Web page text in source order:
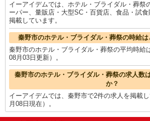
イーアイデムでは、ホテル・ブライダル・葬祭
ーパー、量販店・大型SC・百貨店、食品・試
掲載しています。
秦野市のホテル・ブライダル・葬祭の時給は
秦野市のホテル・ブライダル・葬祭の平均時給
08月03日更新）。
秦野市のホテル・ブライダル・葬祭の求人数
か？
イーアイデムでは、秦野市で2件の求人を掲載
月08日現在）。